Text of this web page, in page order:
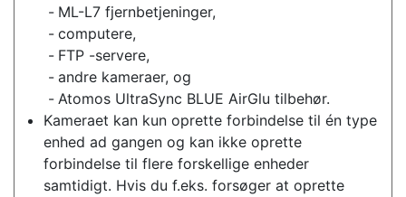
ML-L7 fjernbetjeninger,
computere,
FTP -servere,
andre kameraer, og
Atomos UltraSync BLUE AirGlu tilbehør.
Kameraet kan kun oprette forbindelse til én type
enhed ad gangen og kan ikke oprette
forbindelse til flere forskellige enheder
samtidigt. Hvis du f.eks. forsøger at oprette